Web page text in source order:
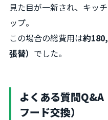
見た目が一新され、キッ
ップ。
この場合の総費用は約
張替） でした。
よくある質問
フード交換）